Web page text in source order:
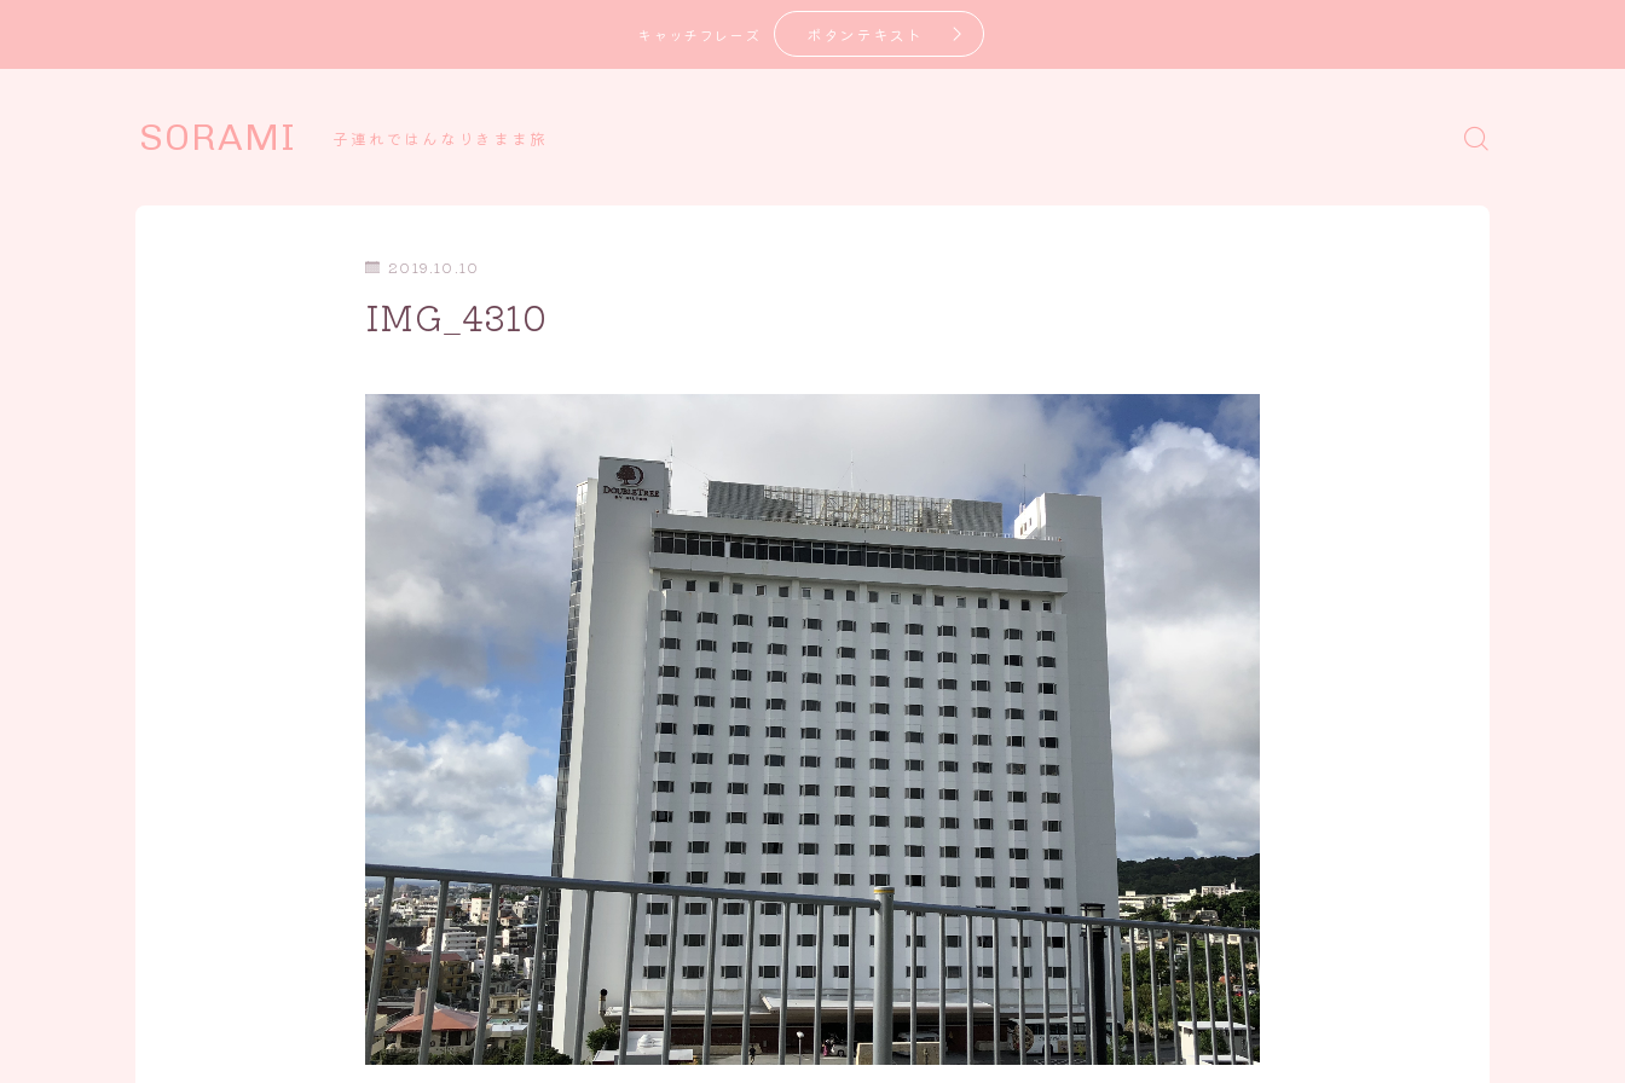
キャッチフレーズ ボタンテキスト
SORAMI 子連れではんなりきまま旅
2019.10.10
IMG_4310